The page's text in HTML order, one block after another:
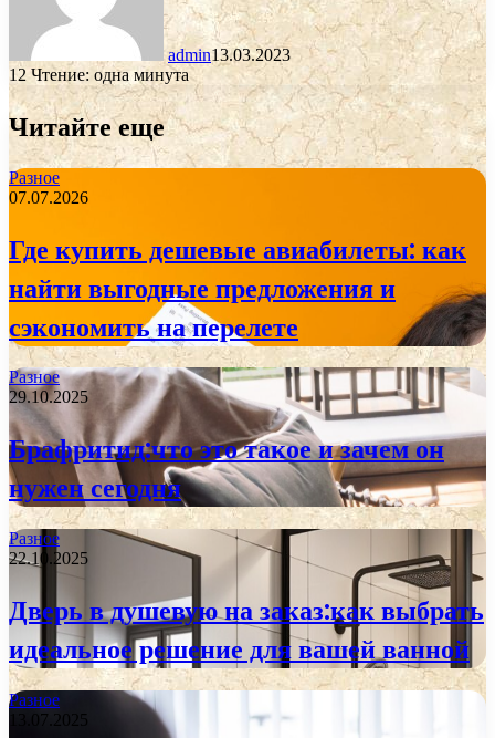
admin13.03.2023
12 Чтение: одна минута
Читайте еще
Разное
07.07.2026
Где купить дешевые авиабилеты: как
найти выгодные предложения и
сэкономить на перелете
Разное
29.10.2025
Брафритид:что это такое и зачем он
нужен сегодня
Разное
22.10.2025
Дверь в душевую на заказ:как выбрать
идеальное решение для вашей ванной
Разное
13.07.2025